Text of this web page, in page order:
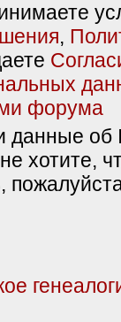
,
форума
данные об
хотите,